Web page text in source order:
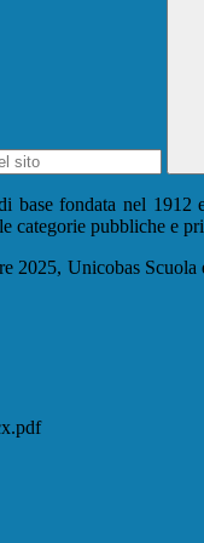
base fondata nel
categorie pubbliche e
2025, Unicobas